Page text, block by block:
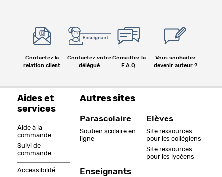
Contactez la
relation client
Contactez votre
délégué
Consultez la
F.A.Q.
Vous souhaitez
devenir auteur ?
Aides et
services
Aide à la
commande
Suivi de
commande
Accessibilité
Autres sites
Parascolaire
Soutien scolaire en
ligne
Enseignants
Elèves
Site ressources
pour les collégiens
Site ressources
pour les lycéens